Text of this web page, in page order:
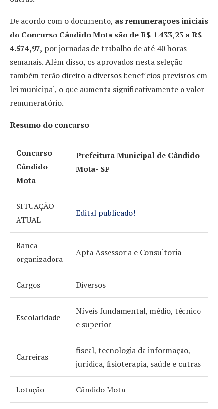
De acordo com o documento, as remunerações iniciais
do Concurso Cândido Mota são de R$ 1.433,23 a R$
4.574,97, por jornadas de trabalho de até 40 horas
semanais. Além disso, os aprovados nesta seleção
também terão direito a diversos benefícios previstos em
lei municipal, o que aumenta significativamente o valor
remuneratório.
Resumo do concurso
Concurso
Cândido
Mota
Prefeitura Municipal de Cândido
Mota- SP
SITUAÇÃO
ATUAL
Edital publicado!
Banca
organizadora
Apta Assessoria e Consultoria
Cargos Diversos
Escolaridade
Níveis fundamental, médio, técnico
e superior
Carreiras
fiscal, tecnologia da informação,
jurídica, fisioterapia, saúde e outras
Lotação Cândido Mota